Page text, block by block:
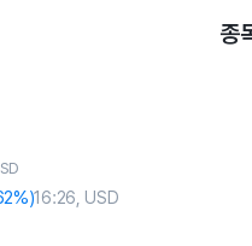
종
16:26, USD